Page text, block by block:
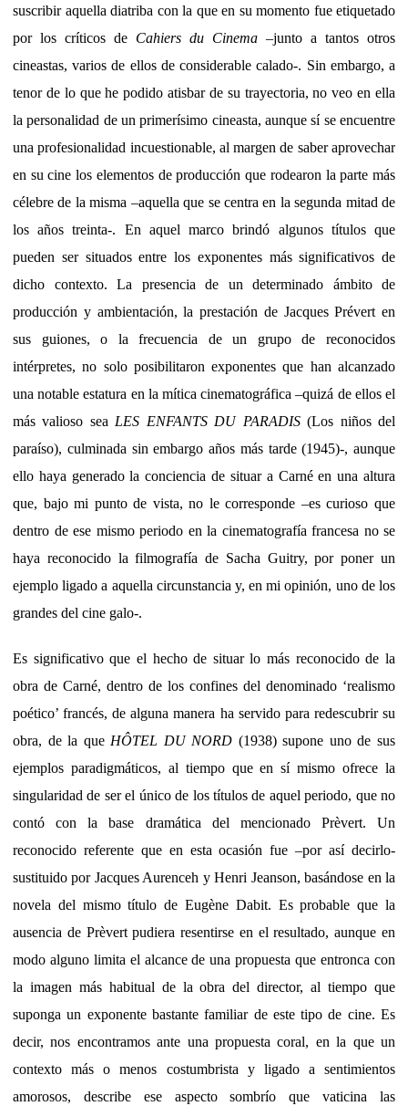
suscribir aquella diatriba con la que en su momento fue etiquetado
por los críticos de Cahiers du Cinema –junto a tantos otros
cineastas, varios de ellos de considerable calado-. Sin embargo, a
tenor de lo que he podido atisbar de su trayectoria, no veo en ella
la personalidad de un primerísimo cineasta, aunque sí se encuentre
una profesionalidad incuestionable, al margen de saber aprovechar
en su cine los elementos de producción que rodearon la parte más
célebre de la misma –aquella que se centra en la segunda mitad de
los años treinta-. En aquel marco brindó algunos títulos que
pueden ser situados entre los exponentes más significativos de
dicho contexto. La presencia de un determinado ámbito de
producción y ambientación, la prestación de Jacques Prévert en
sus guiones, o la frecuencia de un grupo de reconocidos
intérpretes, no solo posibilitaron exponentes que han alcanzado
una notable estatura en la mítica cinematográfica –quizá de ellos el
más valioso sea LES ENFANTS DU PARADIS(Los niños del
paraíso), culminada sin embargo años más tarde (1945)-, aunque
ello haya generado la conciencia de situar a Carné en una altura
que, bajo mi punto de vista, no le corresponde –es curioso que
dentro de ese mismo periodo en la cinematografía francesa no se
haya reconocido la filmografía de Sacha Guitry, por poner un
ejemplo ligado a aquella circunstancia y, en mi opinión, uno de los
grandes del cine galo-.
Es significativo que el hecho de situar lo más reconocido de la
obra de Carné, dentro de los confines del denominado ‘realismo
poético’ francés, de alguna manera ha servido para redescubrir su
obra, de la que HÔTEL DU NORD (1938) supone uno de sus
ejemplos paradigmáticos, al tiempo que en sí mismo ofrece la
singularidad de ser el único de los títulos de aquel periodo, que no
contó con la base dramática del mencionado Prèvert. Un
reconocido referente que en esta ocasión fue –por así decirlo-
sustituido por Jacques Aurenceh y Henri Jeanson, basándose en la
novela del mismo título de Eugène Dabit. Es probable que la
ausencia de Prèvert pudiera resentirse en el resultado, aunque en
modo alguno limita el alcance de una propuesta que entronca con
la imagen más habitual de la obra del director, al tiempo que
suponga un exponente bastante familiar de este tipo de cine. Es
decir, nos encontramos ante una propuesta coral, en la que un
contexto más o menos costumbrista y ligado a sentimientos
amorosos, describe ese aspecto sombrío que vaticina las